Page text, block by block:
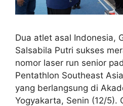
Dua atlet asal Indonesia,
Salsabila Putri sukses
nomor laser run senior
Pentathlon Southeast
yang berlangsung di
Yogyakarta, Senin (12/5).